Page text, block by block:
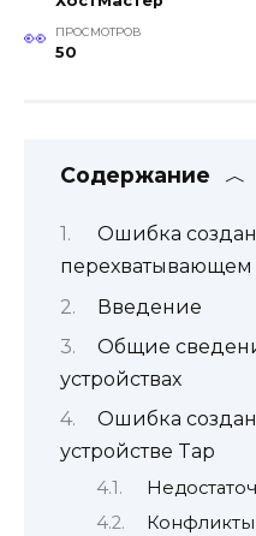
ПРОСМОТРОВ
50
Содержание
Ошибка
перехватывающем
Введение
Общие
устройствах
Ошибка
устройстве Tap